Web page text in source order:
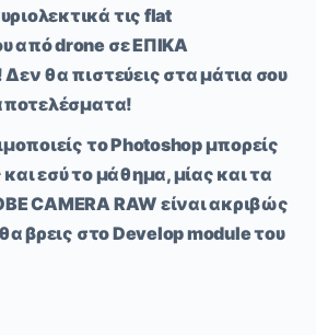
τις flat
απόdrone σε ΕΠΙΚΑ
θα πιστεύεις στα μάτια σου
τοPhotoshopμπορείς
εσύ το μάθημα, μίας και τα
CAMERA RAW είναι ακριβώς
βρεις στοDevelop moduleτου